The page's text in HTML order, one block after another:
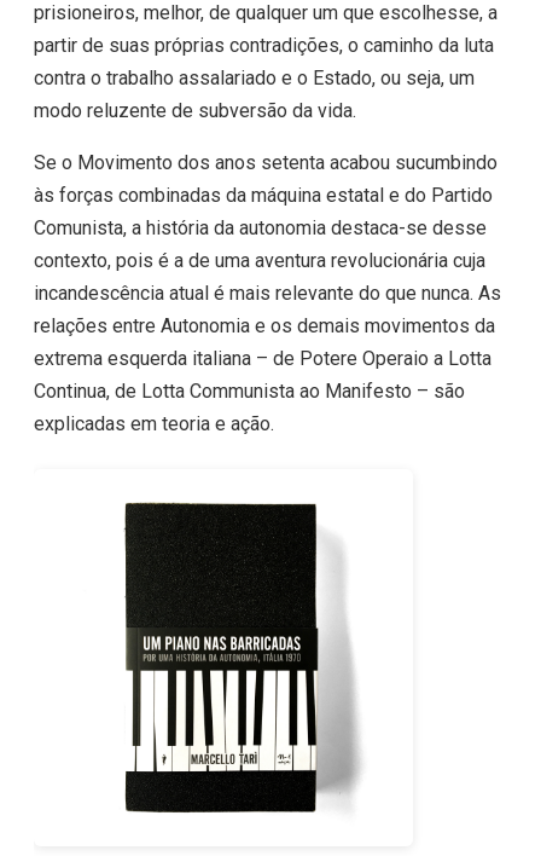
prisioneiros, melhor, de qualquer um que escolhesse, a
partir de suas próprias contradições, o caminho da luta
contra o trabalho assalariado e o Estado, ou seja, um
modo reluzente de subversão da vida.
Se o Movimento dos anos setenta acabou sucumbindo
às forças combinadas da máquina estatal e do Partido
Comunista, a história da autonomia destaca-se desse
contexto, pois é a de uma aventura revolucionária cuja
incandescência atual é mais relevante do que nunca. As
relações entre Autonomia e os demais movimentos da
extrema esquerda italiana – de Potere Operaio a Lotta
Continua, de Lotta Communista ao Manifesto – são
explicadas em teoria e ação.